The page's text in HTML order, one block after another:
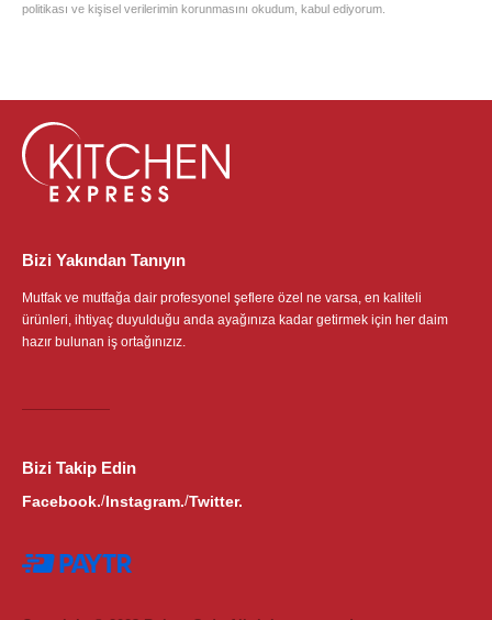
politikası ve kişisel verilerimin korunmasını okudum, kabul ediyorum.
Bizi Yakından Tanıyın
Mutfak ve mutfağa dair profesyonel şeflere özel ne varsa, en kaliteli
ürünleri, ihtiyaç duyulduğu anda ayağınıza kadar getirmek için her daim
hazır bulunan iş ortağınızız.
Bizi Takip Edin
Facebook./Instagram./Twitter.